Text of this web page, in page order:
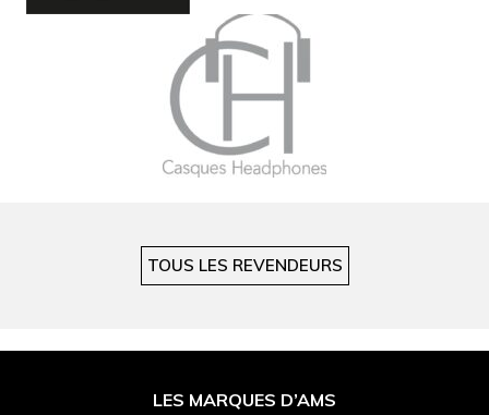
TOUS LES REVENDEURS
LES MARQUES D’AMS